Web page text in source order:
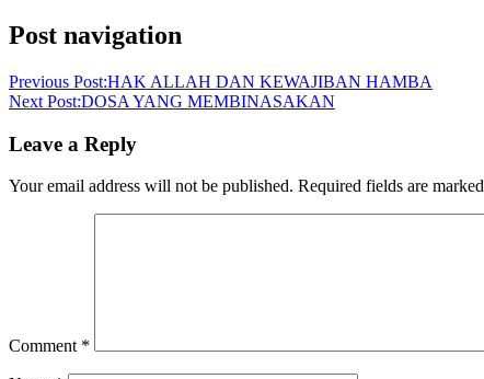
Post navigation
Previous Post:HAK ALLAH DAN KEWAJIBAN HAMBA
Next Post:DOSA YANG MEMBINASAKAN
Leave a Reply
Your email address will not be published. Required fields are marked
Comment *